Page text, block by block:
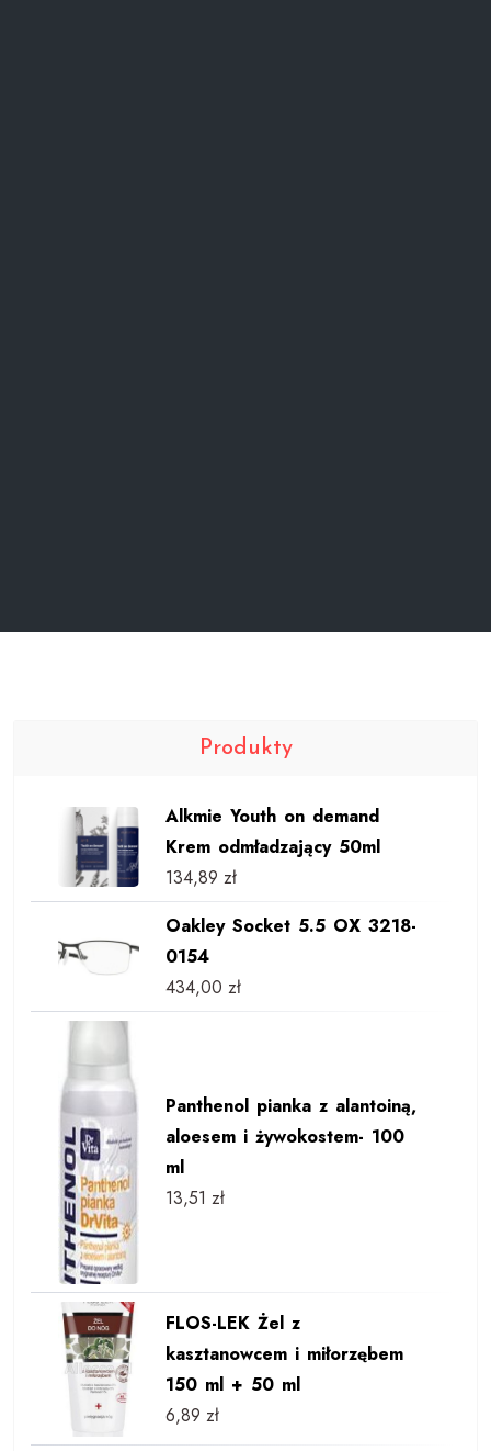
Produkty
Alkmie Youth on demand
Krem odmładzający 50ml
134,89 zł
Oakley Socket 5.5 OX 3218-
0154
434,00 zł
Panthenol pianka z alantoiną,
aloesem i żywokostem- 100
ml
13,51 zł
FLOS-LEK Żel z
kasztanowcem i miłorzębem
150 ml + 50 ml
6,89 zł